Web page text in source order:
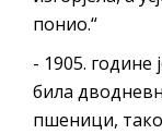
понио.“
- 1905. године
била
пшеници, тако